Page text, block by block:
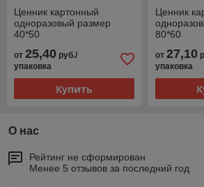
Ценник картонный
одноразовый размер
40*50
от 25,40 руб./
упаковка
Купить
Ценник
80*60
от 27,10
упаковка
О нас
Рейтинг не сформирован
Менее 5 отзывов за последний год